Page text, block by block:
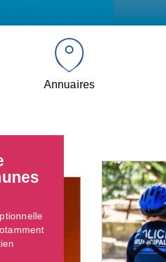
Annuaires